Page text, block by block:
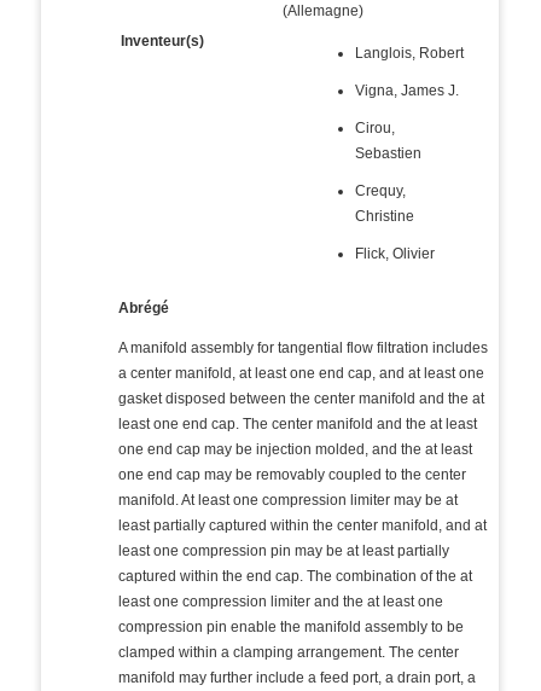
(Allemagne)
Inventeur(s)
Langlois, Robert
Vigna, James J.
Cirou,
Sebastien
Crequy,
Christine
Flick, Olivier
Abrégé
A manifold assembly for tangential flow filtration includes
a center manifold, at least one end cap, and at least one
gasket disposed between the center manifold and the at
least one end cap. The center manifold and the at least
one end cap may be injection molded, and the at least
one end cap may be removably coupled to the center
manifold. At least one compression limiter may be at
least partially captured within the center manifold, and at
least one compression pin may be at least partially
captured within the end cap. The combination of the at
least one compression limiter and the at least one
compression pin enable the manifold assembly to be
clamped within a clamping arrangement. The center
manifold may further include a feed port, a drain port, a